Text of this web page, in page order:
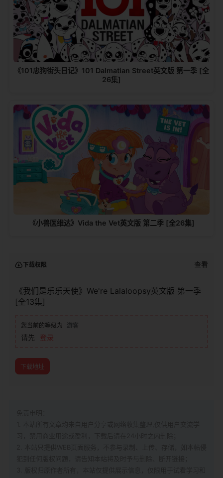
《101忠狗街头日记》101 Dalmatian Street英文版 第一季 [全
26集]
《小兽医维达》Vida the Vet英文版 第二季 [全26集]
下载权限 查看
《我们是乐乐天使》We're Lalaloopsy英文版 第一季
[全13集]
您当前的等级为 游客
请先 登录
下载地址